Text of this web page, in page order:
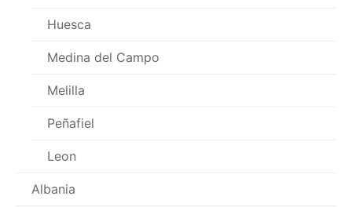
Huesca
Medina del Campo
Melilla
Peñafiel
Leon
Albania